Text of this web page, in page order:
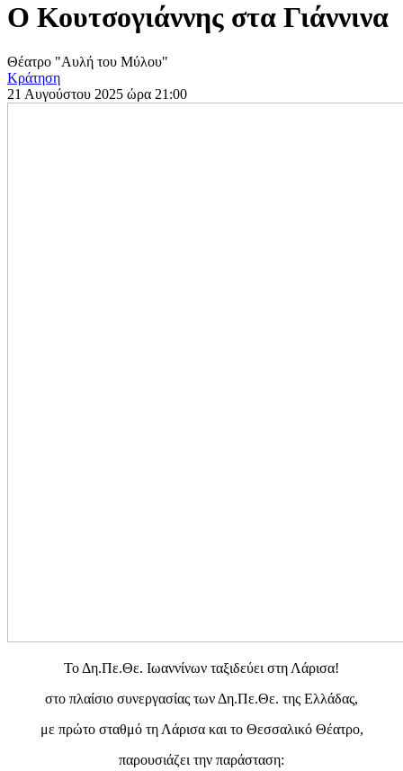
Ο Κουτσογιάννης στα Γιάννινα
Θέατρο "Αυλή του Μύλου"
Κράτηση
21 Αυγούστου 2025 ώρα 21:00
Το Δη.Πε.Θε. Ιωαννίνων ταξιδεύει στη Λάρισα!
στο πλαίσιο συνεργασίας των Δη.Πε.Θε. της Ελλάδας,
με πρώτο σταθμό τη Λάρισα και το Θεσσαλικό Θέατρο,
παρουσιάζει την παράσταση: